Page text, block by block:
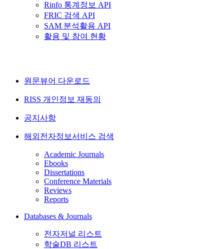
Rinfo 통계정보 API
FRIC 검색 API
SAM 분석활용 API
활용 및 참여 현황
원문뷰어 다운로드
RISS 개인정보 재동의
공지사항
해외전자정보서비스 검색
Academic Journals
Ebooks
Dissertations
Conference Materials
Reviews
Reports
Databases & Journals
전자저널 리스트
학술DB 리스트